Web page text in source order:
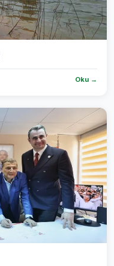
Oku →